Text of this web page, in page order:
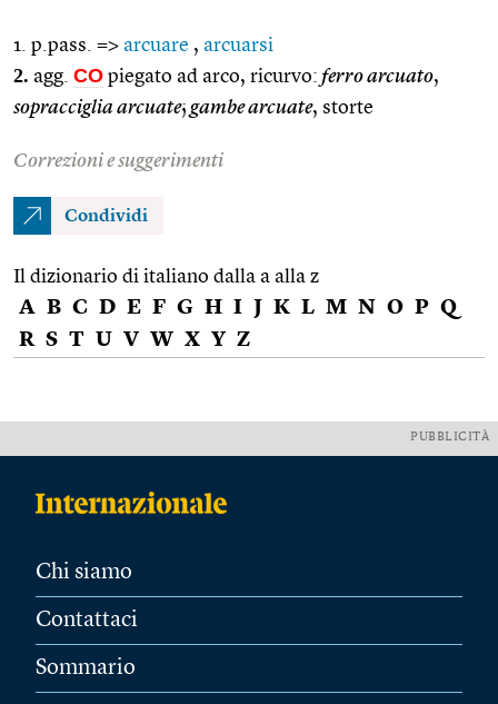
1. p.pass. => arcuare , arcuarsi
2. agg. CO piegato ad arco, ricurvo: ferro arcuato,
sopracciglia arcuate; gambe arcuate, storte
Correzioni e suggerimenti
Condividi
Il dizionario di italiano dalla a alla z
A B C D E F G H I J K L M N O P Q
R S T U V W X Y Z
PUBBLICITÀ
Chi siamo
Contattaci
Sommario